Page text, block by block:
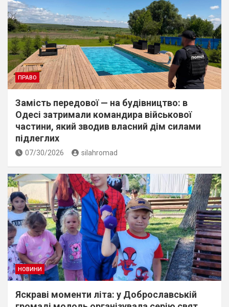
ПРАВО
Замість передової — на будівництво: в
Одесі затримали командира військової
частини, який зводив власний дім силами
підлеглих
07/30/2026 silahromad
НОВИНИ
Яскраві моменти літа: у Доброславській